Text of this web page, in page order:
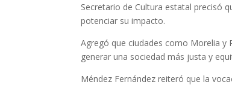
Secretario de Cultura estatal precisó
potenciar su impacto.
Agregó que ciudades como Morelia y
generar una sociedad más justa y
Méndez Fernández reiteró que la